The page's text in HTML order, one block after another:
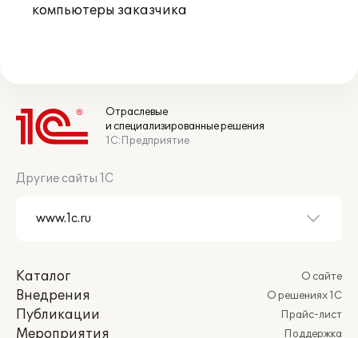
компьютеры заказчика
Отраслевые
и специализированные решения
1С:Предприятие
Другие сайты 1С
Каталог
Внедрения
Публикации
Мероприятия
О сайте
О решениях 1С
Прайс-лист
Поддержка